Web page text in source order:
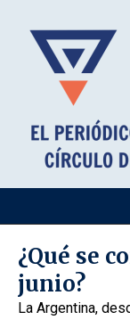
¿Qué se
junio?
La Argentina,